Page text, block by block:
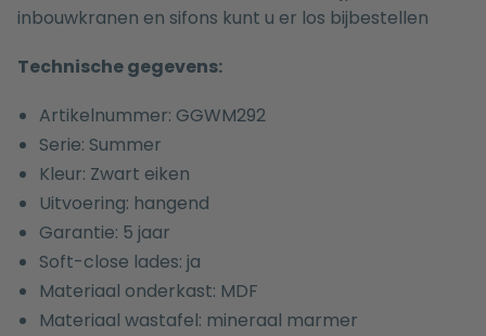
inbouwkranen en sifons kunt u er los bijbestellen
Technische gegevens:
Artikelnummer: GGWM292
Serie: Summer
Kleur: Zwart eiken
Uitvoering: hangend
Garantie: 5 jaar
Soft-close lades: ja
Materiaal onderkast: MDF
Materiaal wastafel: mineraal marmer